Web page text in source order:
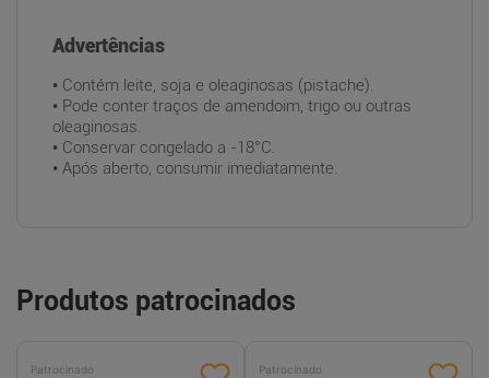
Advertências
• Contém leite, soja e oleaginosas (pistache).
• Pode conter traços de amendoim, trigo ou outras
oleaginosas.
• Conservar congelado a -18°C.
• Após aberto, consumir imediatamente.
Produtos patrocinados
Patrocinado Patrocinado